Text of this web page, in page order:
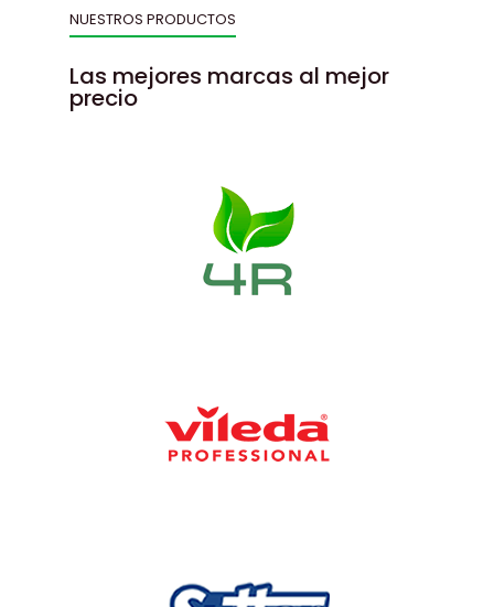
NUESTROS PRODUCTOS
Las mejores marcas al mejor
precio